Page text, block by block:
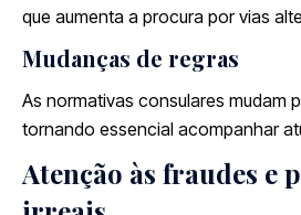
que aumenta a procura por vias
Mudanças de regras
As normativas consulares mudam
tornando essencial acompanhar
Atenção às fraudes e